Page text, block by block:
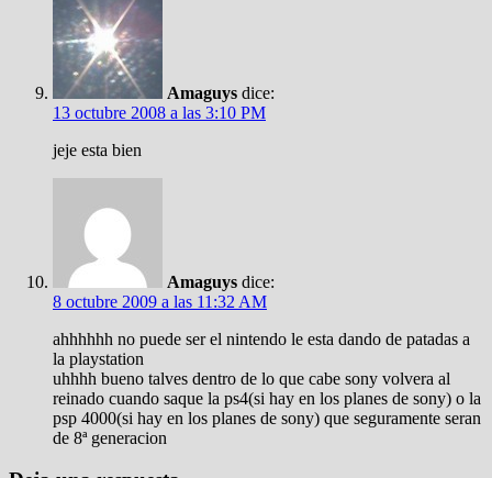
Amaguys dice:
13 octubre 2008 a las 3:10 PM
jeje esta bien
Amaguys dice:
8 octubre 2009 a las 11:32 AM
ahhhhhh no puede ser el nintendo le esta dando de patadas a
la playstation
uhhhh bueno talves dentro de lo que cabe sony volvera al
reinado cuando saque la ps4(si hay en los planes de sony) o la
psp 4000(si hay en los planes de sony) que seguramente seran
de 8ª generacion